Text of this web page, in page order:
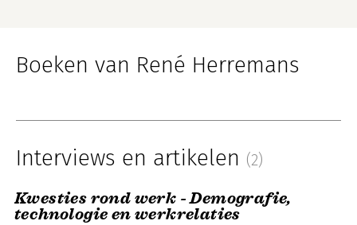
Boeken van René Herremans
Interviews en artikelen (2)
Kwesties rond werk - Demografie,
technologie en werkrelaties